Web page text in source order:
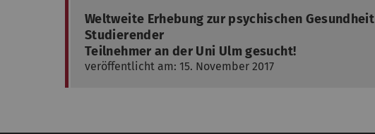
Weltweite Erhebung zur psychischen Gesundheit
Studierender
Teilnehmer an der Uni Ulm gesucht!
veröffentlicht am: 15. November 2017